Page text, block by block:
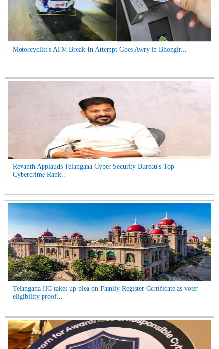
Motorcyclist's ATM Break-In Attempt Goes Awry in Bhongir...
Revanth Applauds Telangana Cyber Security Bureau's Top
Cybercrime Rank...
Telangana HC takes up plea on Family Register Certificate as voter
eligibility proof...